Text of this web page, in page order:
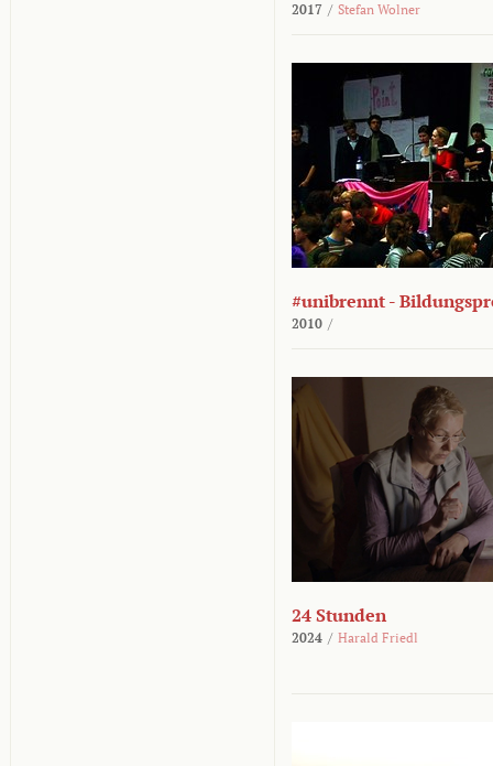
2017 / Stefan Wolner
#unibrennt -
2010 /
24 Stunden
2024 / Harald Friedl